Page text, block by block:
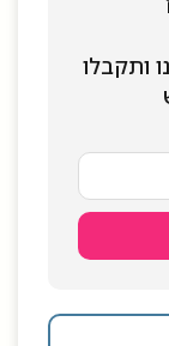
ותקבלו